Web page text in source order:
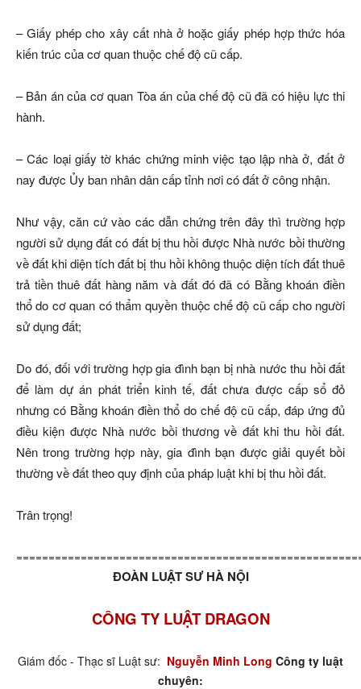
– Giấy phép cho xây cất nhà ở hoặc giấy phép hợp thức hóa
kiến trúc của cơ quan thuộc chế độ cũ cấp.
– Bản án của cơ quan Tòa án của chế độ cũ đã có hiệu lực thi
hành.
– Các loại giấy tờ khác chứng minh việc tạo lập nhà ở, đất ở
nay được Ủy ban nhân dân cấp tỉnh nơi có đất ở công nhận.
Như vậy, căn cứ vào các dẫn chứng trên đây thì trường hợp
người sử dụng đất có đất bị thu hồi được Nhà nước bồi thường
về đất khi diện tích đất bị thu hồi không thuộc diện tích đất thuê
trả tiền thuê đất hàng năm và đất đó đã có Bằng khoán điền
thổ do cơ quan có thẩm quyền thuộc chế độ cũ cấp cho người
sử dụng đất;
Do đó, đối với trường hợp gia đình bạn bị nhà nước thu hồi đất
để làm dự án phát triển kinh tế, đất chưa được cấp sổ đỏ
nhưng có Bằng khoán điền thổ do chế độ cũ cấp, đáp ứng đủ
điều kiện được Nhà nước bồi thương về đất khi thu hồi đất.
Nên trong trường hợp này, gia đình bạn được giải quyết bồi
thường về đất theo quy định của pháp luật khi bị thu hồi đất.
Trân trọng!
ĐOÀN LUẬT SƯ HÀ NỘI
CÔNG TY LUẬT DRAGON
Giám đốc - Thạc sĩ Luật sư: Nguyễn Minh Long Công ty luật
chuyên: